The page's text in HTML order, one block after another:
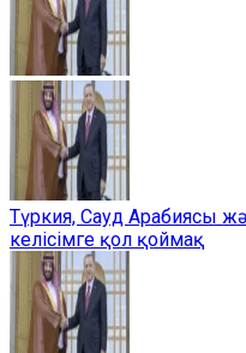
Түркия, Сауд Арабиясы
келісімге қол қоймақ